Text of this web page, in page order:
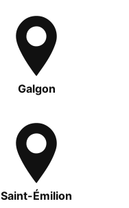
Galgon
Saint-Émilion